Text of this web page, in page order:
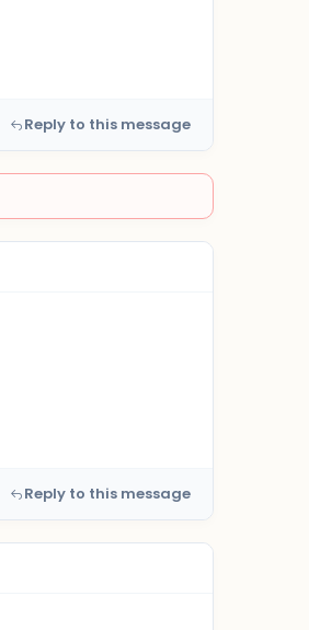
Reply to this message
Reply to this message